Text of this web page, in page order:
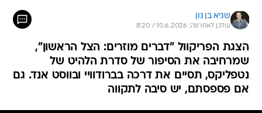
שגיא בן נון
עודכן לאחרונה: 10.6.2026 / 8:20
הצגת הפריקוול "דברים מוזרים: הצל הראשון",
שמרחיבה את הסיפור של סדרת הלהיט של
נטפליקס, תסיים את דרכה בברודוויי ובווסט אנד. גם
אם פספסתם, יש סיבה לתקווה